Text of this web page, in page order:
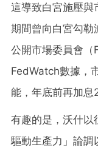
這導致白宮施壓與
期間曾向白宮勾勒
公開市場委員會（
FedWatch數據，
能，年底前再加息
有趣的是，沃什以
驅動生產力」論調